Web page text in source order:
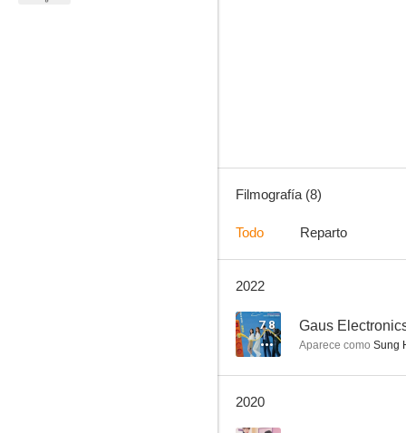
Filmografía (8)
Todo Reparto
2022
7.8 Gaus
Aparece como Sung
2020